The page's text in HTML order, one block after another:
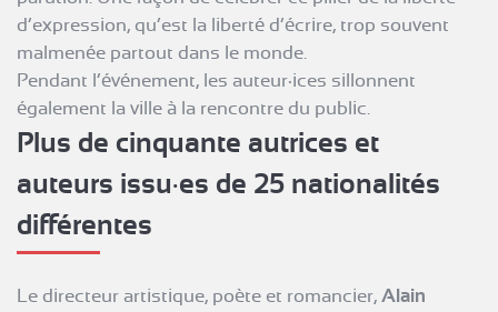
d’expression, qu’est la liberté d’écrire, trop souvent
malmenée partout dans le monde.
Pendant l’événement, les auteur·ices sillonnent
également la ville à la rencontre du public.
Plus de cinquante autrices et
auteurs issu·es de 25 nationalités
différentes
Le directeur artistique, poète et romancier, Alain